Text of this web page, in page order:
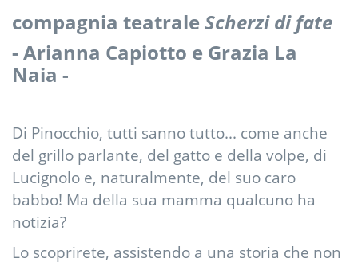
compagnia teatrale Scherzi di fate
- Arianna Capiotto e Grazia La
Naia -
Di Pinocchio, tutti sanno tutto... come anche
del grillo parlante, del gatto e della volpe, di
Lucignolo e, naturalmente, del suo caro
babbo! Ma della sua mamma qualcuno ha
notizia?
Lo scoprirete, assistendo a una storia che non